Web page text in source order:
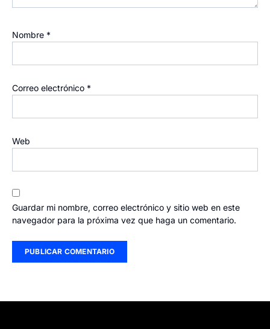
Nombre *
Correo electrónico *
Web
Guardar mi nombre, correo electrónico y sitio web en este
navegador para la próxima vez que haga un comentario.